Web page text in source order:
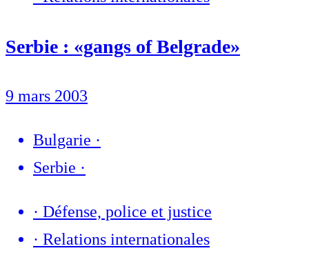
Serbie : «gangs of Belgrade»
9 mars 2003
Bulgarie ·
Serbie ·
· Défense, police et justice
· Relations internationales